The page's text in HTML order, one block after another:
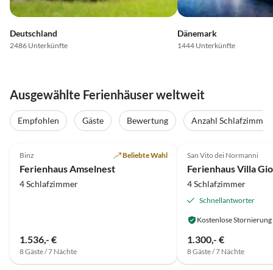
Deutschland
2486 Unterkünfte
Dänemark
1444 Unterkünfte
Ausgewählte Ferienhäuser weltweit
Empfohlen Gäste Bewertung Anzahl Schlafzimmer
Binz Beliebte Wahl
Ferienhaus Amselnest
4 Schlafzimmer
1.536,- €
8 Gäste / 7 Nächte
San Vito dei Normanni
Ferienhaus Villa
4 Schlafzimmer
Schnellantworter
Kostenlose Stornierung
1.300,- €
8 Gäste / 7 Nächte